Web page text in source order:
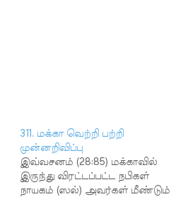
311. மக்கா வெற்றி பற்றி
முன்னறிவிப்பு
இவ்வசனம் (28:85) மக்காவில்
இருந்து விரட்டப்பட்ட நபிகள்
நாயகம் (ஸல்) அவர்கள் மீண்டும்